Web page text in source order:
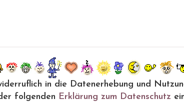
in die Datenerhebung und
folgenden Erklärung zum Datenschutz